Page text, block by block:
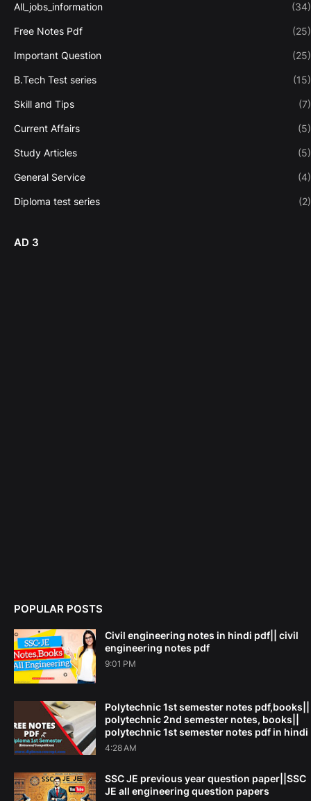
All_jobs_information (34)
Free Notes Pdf (25)
Important Question (25)
B.Tech Test series (15)
Skill and Tips (7)
Current Affairs (5)
Study Articles (5)
General Service (4)
Diploma test series (2)
AD 3
POPULAR POSTS
Civil engineering notes in hindi pdf|| civil
engineering notes pdf
9:01 PM
Polytechnic 1st semester notes pdf,books||
polytechnic 2nd semester notes, books||
polytechnic 1st semester notes pdf in hindi
4:28 AM
SSC JE previous year question paper||SSC
JE all engineering question papers